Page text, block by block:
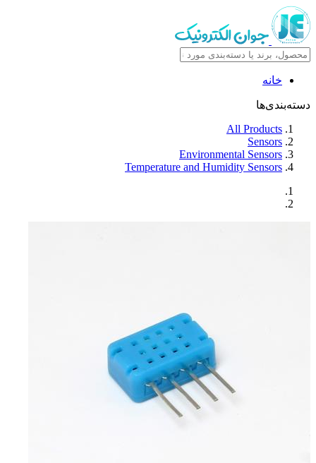
خانه
دسته‌بندی‌ها
All Products
Sensors
Environmental Sensors
Temperature and Humidity Sensors